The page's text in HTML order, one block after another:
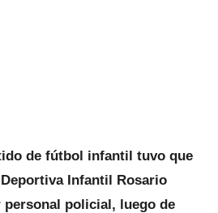
de fútbol infantil tuvo que
Infantil Rosario
policial, luego de